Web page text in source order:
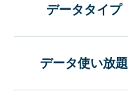
データタイプ
データ使い放題